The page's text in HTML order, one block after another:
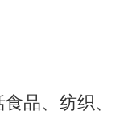
品、纺织、